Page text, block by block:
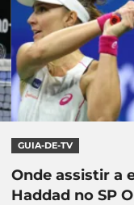
GUIA-DE-TV
Onde assistir a
Haddad no SP